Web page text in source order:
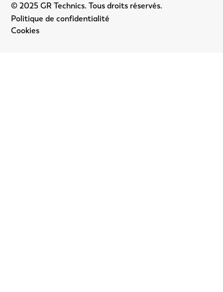
© 2025 GR Technics. Tous droits réservés.
Politique de confidentialité
Cookies